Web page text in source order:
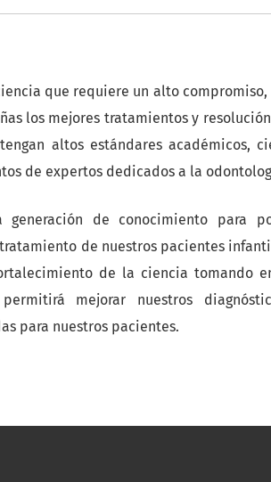
que requiere un alto
los mejores tratamientos y
altos estándares académicos,
de expertos dedicados a la
de conocimiento para
de nuestros pacientes
de la ciencia tomando
mejorar nuestros
para nuestros pacientes.